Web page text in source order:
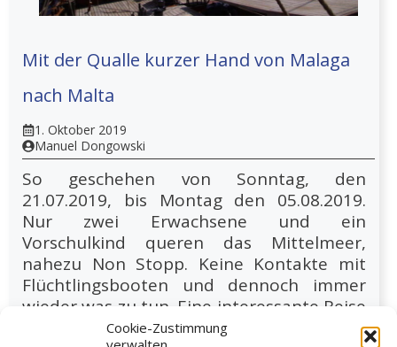
Cookie-Zustimmung
Mit der Qualle kurzer Hand von Malaga
nach Malta
1. Oktober 2019
Manuel Dongowski
So geschehen von Sonntag, den
21.07.2019, bis Montag den 05.08.2019.
Nur zwei Erwachsene und ein
Vorschulkind queren das Mittelmeer,
nahezu Non Stopp. Keine Kontakte mit
Flüchtlingsbooten und dennoch immer
wieder was zu tun. Eine interessante Reise
jenseits der gewohnten Ostsee. Doch